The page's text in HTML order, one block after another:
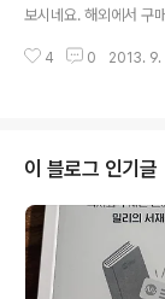
doboe Digital Edition
보시네요. 해외에서 구
써 본 것은 아니구요...
니다) 무게도 세계 최저
점을 좀 살펴봐야 할텐
4 0 2013. 9.
이 블로그 인기글